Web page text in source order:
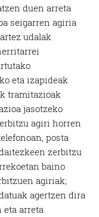
duen arreta
seigarren agiria
udalak
eta izapideak
tramitazioak
jasotzeko
agiri horren
posta
zerbitzu
baino
agiriak;
agertzen dira
eta arreta